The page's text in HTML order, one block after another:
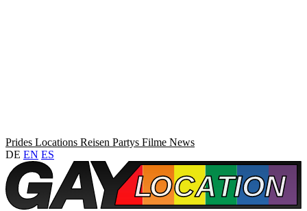
Prides Locations Reisen Partys Filme News
DE EN ES